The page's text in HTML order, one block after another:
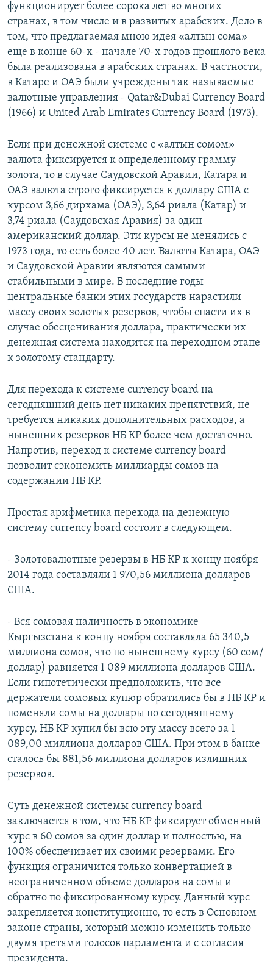
функционирует более сорока лет во многих
странах, в том числе и в развитых арабских. Дело в
том, что предлагаемая мною идея «алтын сома»
еще в конце 60-х - начале 70-х годов прошлого века
была реализована в арабских странах. В частности,
в Катаре и ОАЭ были учреждены так называемые
валютные управления - Qatar&Dubai Currency Board
(1966) и United Arab Emirates Currency Board (1973).
Если при денежной системе с «алтын сомом»
валюта фиксируется к определенному грамму
золота, то в случае Саудовской Аравии, Катара и
ОАЭ валюта строго фиксируется к доллару США с
курсом 3,66 дирхама (ОАЭ), 3,64 риала (Катар) и
3,74 риала (Саудовская Аравия) за один
американский доллар. Эти курсы не менялись с
1973 года, то есть более 40 лет. Валюты Катара, ОАЭ
и Саудовской Аравии являются самыми
стабильными в мире. В последние годы
центральные банки этих государств нарастили
массу своих золотых резервов, чтобы спасти их в
случае обесценивания доллара, практически их
денежная система находится на переходном этапе
к золотому стандарту.
Для перехода к системе currency board на
сегодняшний день нет никаких препятствий, не
требуется никаких дополнительных расходов, а
нынешних резервов НБ КР более чем достаточно.
Напротив, переход к системе currency board
позволит сэкономить миллиарды сомов на
содержании НБ КР.
Простая арифметика перехода на денежную
систему currency board состоит в следующем.
- Золотовалютные резервы в НБ КР к концу ноября
2014 года составляли 1 970,56 миллиона долларов
США.
- Вся сомовая наличность в экономике
Кыргызстана к концу ноября составляла 65 340,5
миллиона сомов, что по нынешнему курсу (60 сом/
доллар) равняется 1 089 миллиона долларов США.
Если гипотетически предположить, что все
держатели сомовых купюр обратились бы в НБ КР и
поменяли сомы на доллары по сегодняшнему
курсу, НБ КР купил бы всю эту массу всего за 1
089,00 миллиона долларов США. При этом в банке
сталось бы 881,56 миллиона долларов излишних
резервов.
Суть денежной системы currency board
заключается в том, что НБ КР фиксирует обменный
курс в 60 сомов за один доллар и полностью, на
100% обеспечивает их своими резервами. Его
функция ограничится только конвертацией в
неограниченном объеме долларов на сомы и
обратно по фиксированному курсу. Данный курс
закрепляется конституционно, то есть в Основном
законе страны, который можно изменить только
двумя третями голосов парламента и с согласия
президента.